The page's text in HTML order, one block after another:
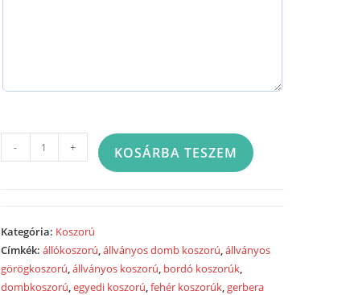
koszorú
virágokból
2026
mennyiség
- + KOSÁRBA TESZEM
Kategória: Koszorú
Címkék: állókoszorú,állványos domb koszorú,állványos
görögkoszorú,állványos koszorú, bordó koszorúk,
dombkoszorú,egyedi koszorú,fehér koszorúk,gerbera